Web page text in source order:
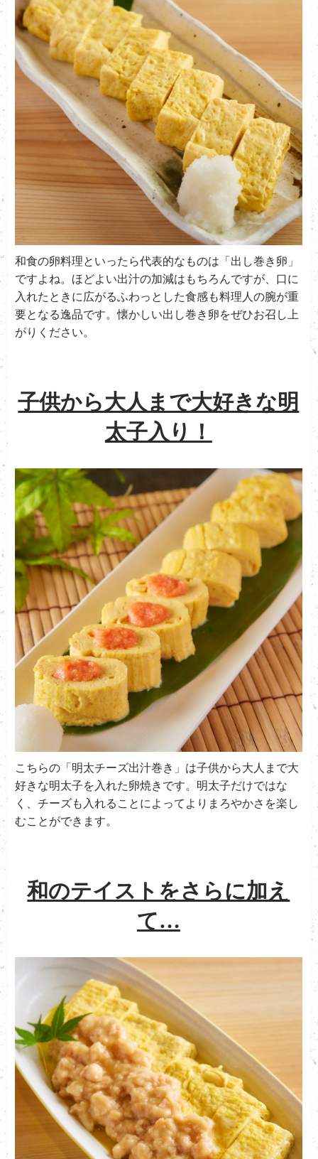
和食の卵料理といったら代表的なものは「出し巻き卵」
ですよね。ほどよい出汁の加減はもちろんですが、口に
入れたときに広がるふわっとした食感も料理人の腕が重
要となる逸品です。懐かしい出し巻き卵をぜひお召し上
がりください。
子供から大人まで大好きな明
太子入り！
こちらの「明太チーズ出汁巻き」は子供から大人まで大
好きな明太子を入れた卵焼きです。明太子だけではな
く、チーズも入れることによってよりまろやかさを楽し
むことができます。
和のテイストをさらに加え
て…